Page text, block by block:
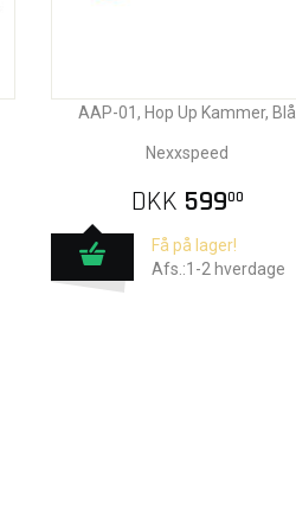
AAP-01, Hop Up Kammer, Blå
Nexxspeed
DKK 59900
Få på lager!
Afs.:1-2 hverdage